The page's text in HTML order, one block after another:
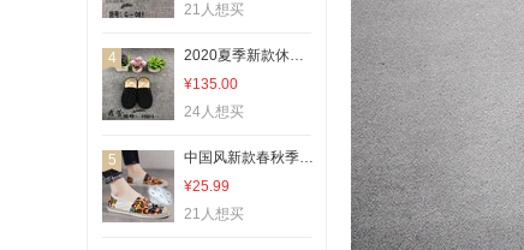
21人想买
4
2020夏季新款休闲鞋跑步潮流网鞋b456
¥135.00
24人想买
5
中国风新款春秋季透气潮流百搭一脚蹬帆布豆豆潮鞋休闲老北京布鞋国潮
¥25.99
21人想买